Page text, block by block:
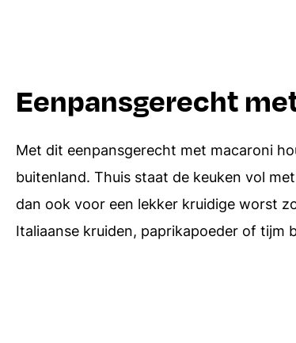
Eenpansgerecht
Met dit eenpansgerecht met macaroni
buitenland. Thuis staat de keuken vol
dan ook voor een lekker kruidige worst
Italiaanse kruiden, paprikapoeder of tijm